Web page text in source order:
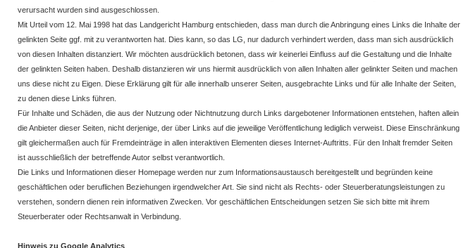
verursacht wurden sind ausgeschlossen.
Mit Urteil vom 12. Mai 1998 hat das Landgericht Hamburg entschieden, dass man durch die Anbringung eines Links die Inhalte der
gelinkten Seite ggf. mit zu verantworten hat. Dies kann, so das LG, nur dadurch verhindert werden, dass man sich ausdrücklich
von diesen Inhalten distanziert. Wir möchten ausdrücklich betonen, dass wir keinerlei Einfluss auf die Gestaltung und die Inhalte
der gelinkten Seiten haben. Deshalb distanzieren wir uns hiermit ausdrücklich von allen Inhalten aller gelinkter Seiten und machen
uns diese nicht zu Eigen. Diese Erklärung gilt für alle innerhalb unserer Seiten, ausgebrachte Links und für alle Inhalte der Seiten,
zu denen diese Links führen.
Für Inhalte und Schäden, die aus der Nutzung oder Nichtnutzung durch Links dargebotener Informationen entstehen, haften allein
die Anbieter dieser Seiten, nicht derjenige, der über Links auf die jeweilige Veröffentlichung lediglich verweist. Diese Einschränkung
gilt gleichermaßen auch für Fremdeinträge in allen interaktiven Elementen dieses Internet-Auftritts. Für den Inhalt fremder Seiten
ist ausschließlich der betreffende Autor selbst verantwortlich.
Die Links und Informationen dieser Homepage werden nur zum Informationsaustausch bereitgestellt und begründen keine
geschäftlichen oder beruflichen Beziehungen irgendwelcher Art. Sie sind nicht als Rechts- oder Steuerberatungsleistungen zu
verstehen, sondern dienen rein informativen Zwecken. Vor geschäftlichen Entscheidungen setzen Sie sich bitte mit ihrem
Steuerberater oder Rechtsanwalt in Verbindung.
Hinweis zu Google Analytics